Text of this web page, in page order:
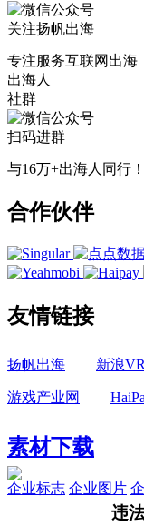
关注扬帆出海
专注服务互联网出海
出海人
社群
扫码进群
与16万+出海人同行！
合作伙伴
友情链接
扬帆出海 新浪VR
游戏产业网
素材下载
企业标志 企业图片
违